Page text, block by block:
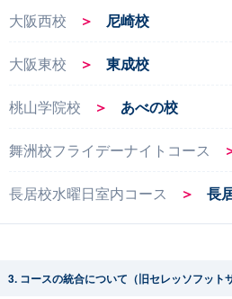
大阪西校 ＞ 尼崎校
大阪東校 ＞ 東成校
桃山学院校 ＞ あべの校
舞洲校フライデーナイトコース
長居校水曜日室内コース ＞ 長
3. コースの統合について（旧セレッソフット